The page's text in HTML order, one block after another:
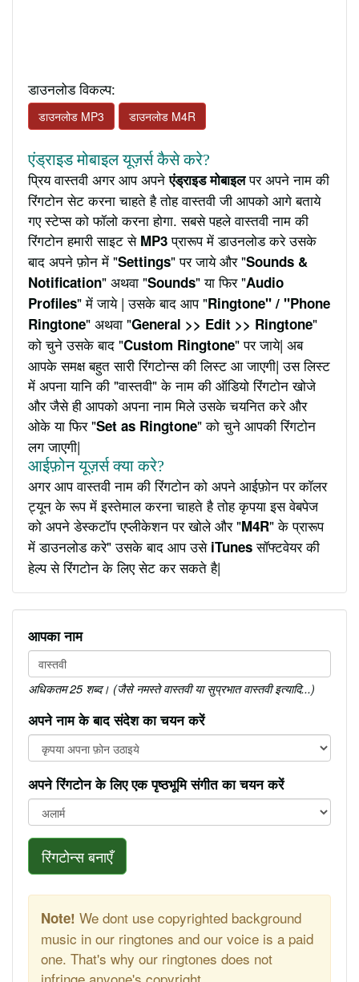
डाउनलोड विकल्प:
डाउनलोड MP3 डाउनलोड M4R
एंड्राइड मोबाइल यूज़र्स कैसे करे?
प्रिय वास्तवी अगर आप अपनेएंड्राइड मोबाइलपर अपने नाम की
रिंगटोन सेट करना चाहते है तोह वास्तवी जी आपको आगे बताये
गए स्टेप्स को फॉलो करना होगा. सबसे पहले वास्तवी नाम की
रिंगटोन हमारी साइट से MP3प्रारूप में डाउनलोड करे उसके
बाद अपने फ़ोन में "Settings" पर जाये और "Sounds &
Notification" अथवा "Sounds" या फिर "Audio
Profiles" में जाये | उसके बाद आप "Ringtone" / "Phone
Ringtone" अथवा "General >> Edit >> Ringtone"
को चुने उसके बाद "Custom Ringtone" पर जाये| अब
आपके समक्ष बहुत सारी रिंगटोन्स की लिस्ट आ जाएगी| उस लिस्ट
में अपना यानि की "वास्तवी" के नाम की ऑडियो रिंगटोन खोजे
और जैसे ही आपको अपना नाम मिले उसके चयनित करे और
ओके या फिर "Set as Ringtone" को चुने आपकी रिंगटोन
लग जाएगी|
आईफ़ोन यूज़र्स क्या करे?
अगर आप वास्तवी नाम की रिंगटोन को अपने आईफ़ोन पर कॉलर
ट्यून के रूप में इस्तेमाल करना चाहते है तोह कृपया इस वेबपेज
को अपने डेस्कटॉप एप्लीकेशन पर खोले और "M4R" के प्रारूप
में डाउनलोड करे" उसके बाद आप उसे iTunesसॉफ्टवेयर की
हेल्प से रिंगटोन के लिए सेट कर सकते है|
आपका नाम
अधिकतम 25 शब्द। (जैसे नमस्ते वास्तवी या सुप्रभात वास्तवी इत्यादि...)
अपने नाम के बाद संदेश का चयन करें
अपने रिंगटोन के लिए एक पृष्ठभूमि संगीत का चयन करें
रिंगटोन्स बनाएँ
Note! We dont use copyrighted background
music in our ringtones and our voice is a paid
one. That's why our ringtones does not
infringe anyone's copyright.